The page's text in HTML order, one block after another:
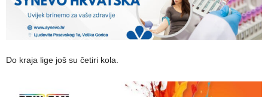
Do kraja lige još su četiri kola.